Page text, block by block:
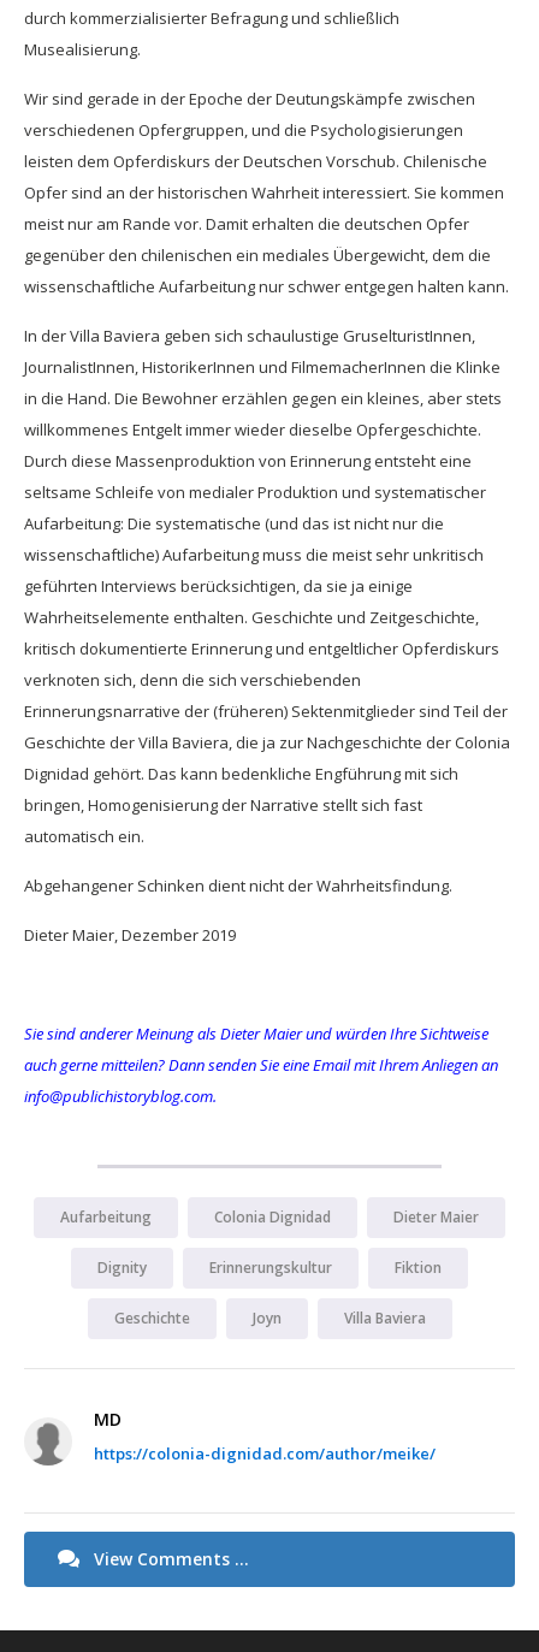
durch kommerzialisierter Befragung und schließlich
Musealisierung.
Wir sind gerade in der Epoche der Deutungskämpfe zwischen
verschiedenen Opfergruppen, und die Psychologisierungen
leisten dem Opferdiskurs der Deutschen Vorschub. Chilenische
Opfer sind an der historischen Wahrheit interessiert. Sie kommen
meist nur am Rande vor. Damit erhalten die deutschen Opfer
gegenüber den chilenischen ein mediales Übergewicht, dem die
wissenschaftliche Aufarbeitung nur schwer entgegen halten kann.
In der Villa Baviera geben sich schaulustige GruselturistInnen,
JournalistInnen, HistorikerInnen und FilmemacherInnen die Klinke
in die Hand. Die Bewohner erzählen gegen ein kleines, aber stets
willkommenes Entgelt immer wieder dieselbe Opfergeschichte.
Durch diese Massenproduktion von Erinnerung entsteht eine
seltsame Schleife von medialer Produktion und systematischer
Aufarbeitung: Die systematische (und das ist nicht nur die
wissenschaftliche) Aufarbeitung muss die meist sehr unkritisch
geführten Interviews berücksichtigen, da sie ja einige
Wahrheitselemente enthalten. Geschichte und Zeitgeschichte,
kritisch dokumentierte Erinnerung und entgeltlicher Opferdiskurs
verknoten sich, denn die sich verschiebenden
Erinnerungsnarrative der (früheren) Sektenmitglieder sind Teil der
Geschichte der Villa Baviera, die ja zur Nachgeschichte der Colonia
Dignidad gehört. Das kann bedenkliche Engführung mit sich
bringen, Homogenisierung der Narrative stellt sich fast
automatisch ein.
Abgehangener Schinken dient nicht der Wahrheitsfindung.
Dieter Maier, Dezember 2019
Sie sind anderer Meinung als Dieter Maier und würden Ihre Sichtweise
auch gerne mitteilen? Dann senden Sie eine Email mit Ihrem Anliegen an
info@publichistoryblog.com.
Aufarbeitung Colonia Dignidad Dieter Maier
Dignity Erinnerungskultur Fiktion
Geschichte Joyn Villa Baviera
MD
https://colonia-dignidad.com/author/meike/
View Comments ...